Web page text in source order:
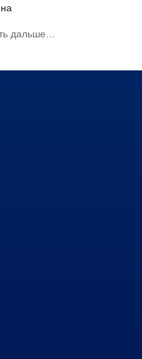
дальше…